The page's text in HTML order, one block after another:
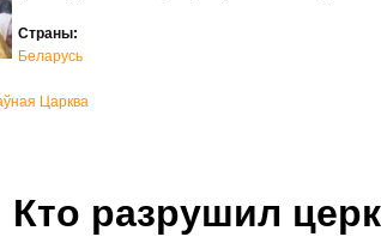
Страны:
Беларусь
Царква
Кто разрушил